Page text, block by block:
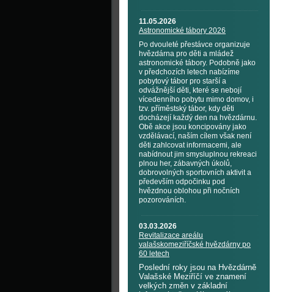
11.05.2026
Astronomické tábory 2026
Po dvouleté přestávce organizuje
hvězdárna pro děti a mládež
astronomické tábory. Podobně jako
v předchozích letech nabízíme
pobytový tábor pro starší a
odvážnější děti, které se nebojí
vícedenního pobytu mimo domov, i
tzv. příměstský tábor, kdy děti
docházejí každý den na hvězdárnu.
Obě akce jsou koncipovány jako
vzdělávací, naším cílem však není
děti zahlcovat informacemi, ale
nabídnout jim smysluplnou rekreaci
plnou her, zábavných úkolů,
dobrovolných sportovních aktivit a
především odpočinku pod
hvězdnou oblohou při nočních
pozorováních.
03.03.2026
Revitalizace areálu
valašskomeziříčské hvězdárny po
60 letech
Poslední roky jsou na Hvězdárně
Valašské Meziříčí ve znamení
velkých změn v základní